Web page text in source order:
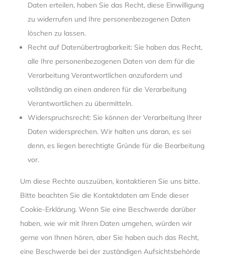
Daten erteilen, haben Sie das Recht, diese Einwilligung
zu widerrufen und Ihre personenbezogenen Daten
löschen zu lassen.
Recht auf Datenübertragbarkeit: Sie haben das Recht,
alle Ihre personenbezogenen Daten von dem für die
Verarbeitung Verantwortlichen anzufordern und
vollständig an einen anderen für die Verarbeitung
Verantwortlichen zu übermitteln.
Widerspruchsrecht: Sie können der Verarbeitung Ihrer
Daten widersprechen. Wir halten uns daran, es sei
denn, es liegen berechtigte Gründe für die Bearbeitung
vor.
Um diese Rechte auszuüben, kontaktieren Sie uns bitte.
Bitte beachten Sie die Kontaktdaten am Ende dieser
Cookie-Erklärung. Wenn Sie eine Beschwerde darüber
haben, wie wir mit Ihren Daten umgehen, würden wir
gerne von Ihnen hören, aber Sie haben auch das Recht,
eine Beschwerde bei der zuständigen Aufsichtsbehörde